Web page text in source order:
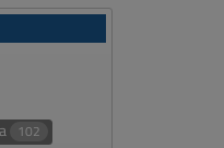
102